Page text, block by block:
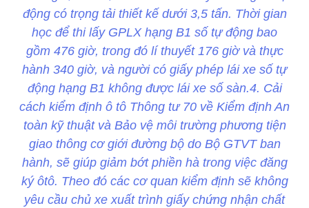
động có trọng tải thiết kế dưới 3,5 tấn. Thời gian
học để thi lấy GPLX hạng B1 số tự động bao
gồm 476 giờ, trong đó lí thuyết 176 giờ và thực
hành 340 giờ, và người có giấy phép lái xe số tự
động hạng B1 không được lái xe số sàn.4. Cải
cách kiểm định ô tô Thông tư 70 về Kiểm định An
toàn kỹ thuật và Bảo vệ môi trường phương tiện
giao thông cơ giới đường bộ do Bộ GTVT ban
hành, sẽ giúp giảm bớt phiền hà trong việc đăng
ký ôtô. Theo đó các cơ quan kiểm định sẽ không
yêu cầu chủ xe xuất trình giấy chứng nhận chất